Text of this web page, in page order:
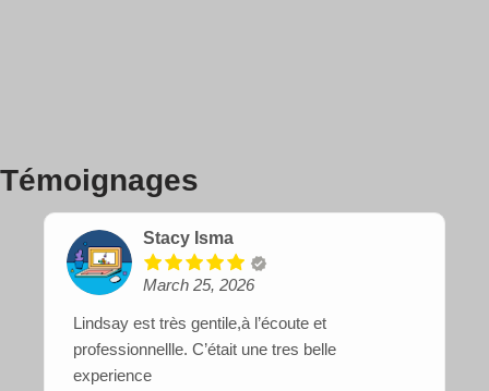
Témoignages
Stacy Isma
March 25, 2026
Lindsay est très gentile,à l’écoute et
professionnellle. C’était une tres belle
experience